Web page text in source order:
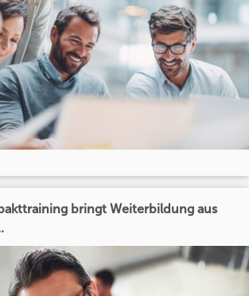
bringt Weiterbildung aus